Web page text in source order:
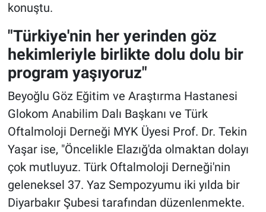
konuştu.
"Türkiye'nin her yerinden göz
hekimleriyle birlikte dolu dolu bir
program yaşıyoruz"
Beyoğlu Göz Eğitim ve Araştırma Hastanesi
Glokom Anabilim Dalı Başkanı ve Türk
Oftalmoloji Derneği MYK Üyesi Prof. Dr. Tekin
Yaşar ise, "Öncelikle Elazığ'da olmaktan dolayı
çok mutluyuz. Türk Oftalmoloji Derneği'nin
geleneksel 37. Yaz Sempozyumu iki yılda bir
Diyarbakır Şubesi tarafından düzenlenmekte.